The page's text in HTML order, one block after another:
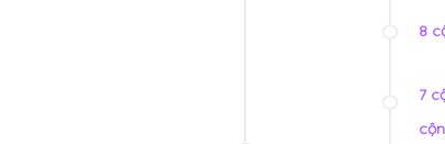
8
7